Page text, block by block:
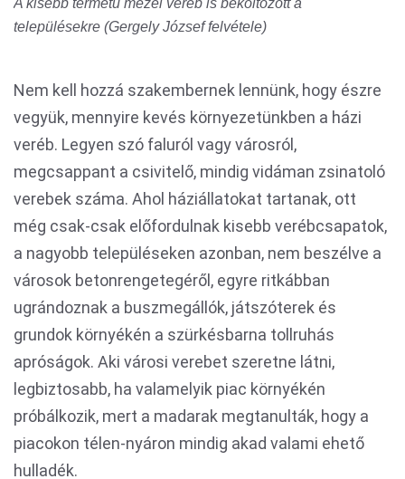
A kisebb termetű mezei veréb is beköltözött a
településekre (Gergely József felvétele)
Nem kell hozzá szakembernek lennünk, hogy észre
vegyük, mennyire kevés környezetünkben a házi
veréb. Legyen szó faluról vagy városról,
megcsappant a csivitelő, mindig vidáman zsinatoló
verebek száma. Ahol háziállatokat tartanak, ott
még csak-csak előfordulnak kisebb verébcsapatok,
a nagyobb településeken azonban, nem beszélve a
városok betonrengetegéről, egyre ritkábban
ugrándoznak a buszmegállók, játszóterek és
grundok környékén a szürkésbarna tollruhás
apróságok. Aki városi verebet szeretne látni,
legbiztosabb, ha valamelyik piac környékén
próbálkozik, mert a madarak megtanulták, hogy a
piacokon télen-nyáron mindig akad valami ehető
hulladék.